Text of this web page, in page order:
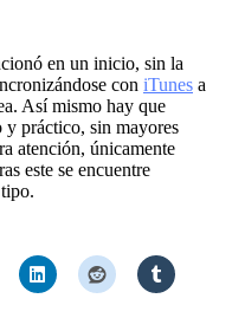
en un inicio, sin la
con iTunes a
Así mismo hay que
y práctico, sin mayores
atención, únicamente
este se encuentre